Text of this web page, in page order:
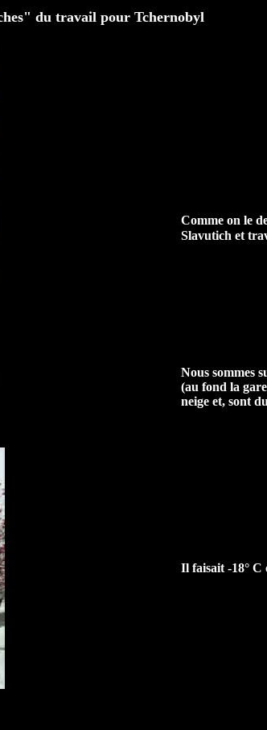
du travail pour Tchernobyl
Comme on le
Slavutich et
Nous sommes
(au fond la
neige et, sont
Il faisait -18° C